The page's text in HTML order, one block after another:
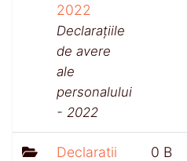
2022
Declarațiile
de avere
ale
personalului
- 2022
Declaratii
0 B